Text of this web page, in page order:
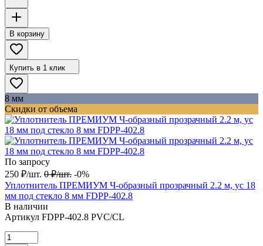
В корзину
Купить в 1 клик
8 мм
Скидки от объема
По запросу
250 ₽/шт. 0 ₽/шт. -0%
Уплотнитель ПРЕМИУМ Ч-образный прозрачный 2.2 м, ус 18
мм под стекло 8 мм FDPP-402.8
В наличии
Артикул FDPP-402.8 PVC/CL